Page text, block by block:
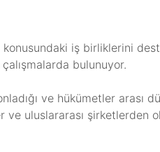
iş birliklerini
bulunuyor.
ve hükümetler arası
ve uluslararası